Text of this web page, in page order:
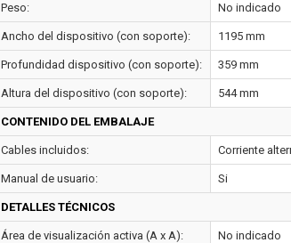
Peso: No indicado
Ancho del dispositivo (con soporte): 1195 mm
Profundidad dispositivo (con soporte): 359 mm
Altura del dispositivo (con soporte): 544 mm
CONTENIDO DEL EMBALAJE
Cables incluidos: Corriente
Manual de usuario: Si
DETALLES TÉCNICOS
Área de visualización activa (A x A): No indicado